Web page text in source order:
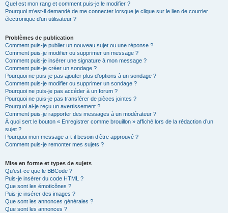
Quel est mon rang et comment puis-je le modifier ?
Pourquoi m’est-il demandé de me connecter lorsque je clique sur le lien de courrier
électronique d’un utilisateur ?
Problèmes de publication
Comment puis-je publier un nouveau sujet ou une réponse ?
Comment puis-je modifier ou supprimer un message ?
Comment puis-je insérer une signature à mon message ?
Comment puis-je créer un sondage ?
Pourquoi ne puis-je pas ajouter plus d’options à un sondage ?
Comment puis-je modifier ou supprimer un sondage ?
Pourquoi ne puis-je pas accéder à un forum ?
Pourquoi ne puis-je pas transférer de pièces jointes ?
Pourquoi ai-je reçu un avertissement ?
Comment puis-je rapporter des messages à un modérateur ?
À quoi sert le bouton « Enregistrer comme brouillon » affiché lors de la rédaction d’un
sujet ?
Pourquoi mon message a-t-il besoin d’être approuvé ?
Comment puis-je remonter mes sujets ?
Mise en forme et types de sujets
Qu’est-ce que le BBCode ?
Puis-je insérer du code HTML ?
Que sont les émoticônes ?
Puis-je insérer des images ?
Que sont les annonces générales ?
Que sont les annonces ?